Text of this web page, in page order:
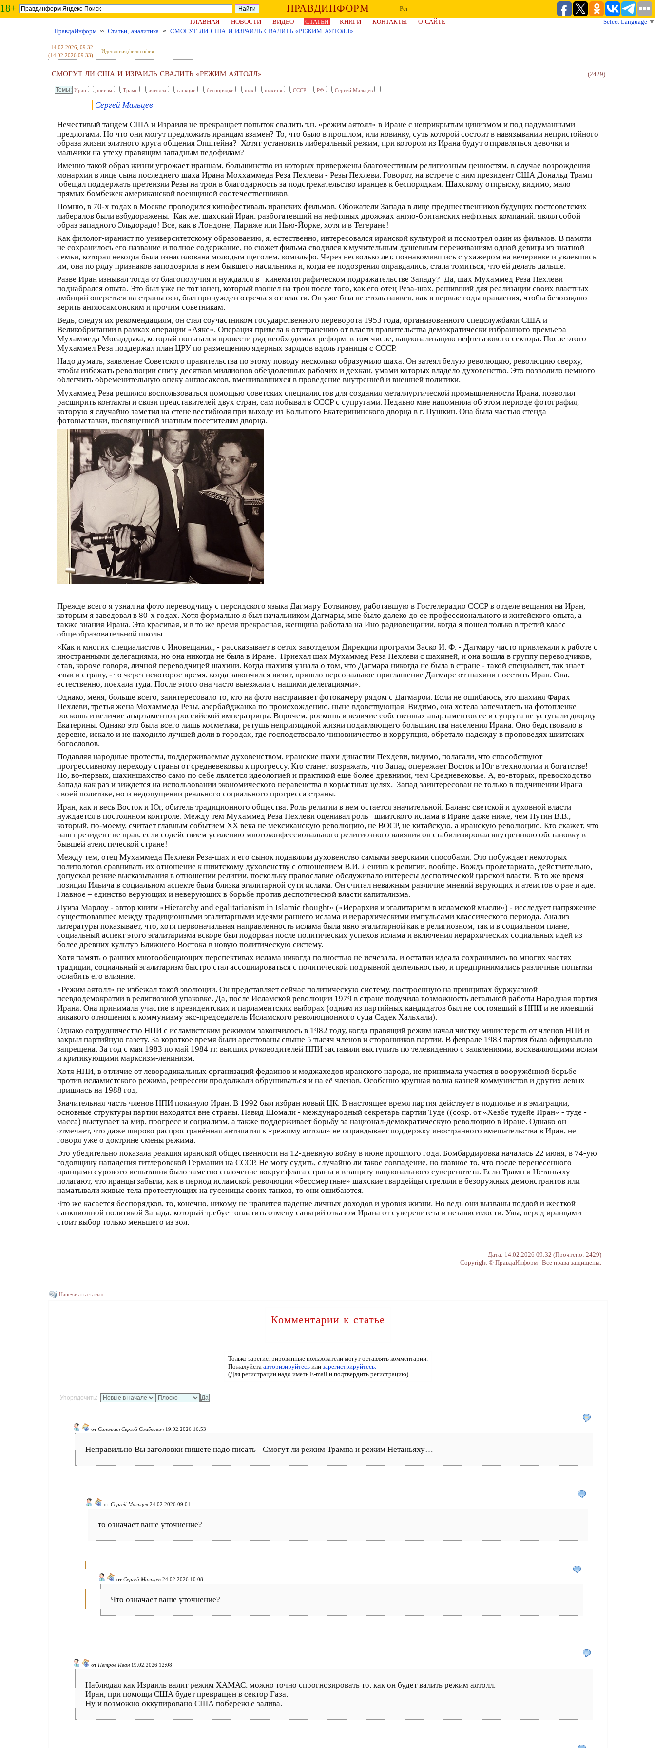
18+ ПРАВДИНФОРМ
Рег
ГЛАВНАЯ
НОВОСТИ ВИДЕО СТАТЬИ КНИГИ КОНТАКТЫ О САЙТЕ Select Language ▼
ПравдаИнформ ≈ Статьи, аналитика ≈ СМОГУТ ЛИ США И ИЗРАИЛЬ СВАЛИТЬ «РЕЖИМ АЯТОЛЛ»
14.02.2026 , 09:32
(14.02.2026 09:33)
Идеология,философия
СМОГУТ ЛИ США И ИЗРАИЛЬ СВАЛИТЬ «РЕЖИМ АЯТОЛЛ» (2429)
Иран , шиизм , Трамп , аятолла , санкции , беспорядки , шах , шахиня , СССР , РФ , Сергей Мальцев
Сергей Мальцев
Нечестивый тандем США и Израиля не прекращает попыток свалить т.н. «режим аятолл» в Иране с неприкрытым цинизмом и под надуманными
предлогами. Но что они могут предложить иранцам взамен? То, что было в прошлом, или новинку, суть которой состоит в навязывании непристойного
образа жизни элитного круга общения Эпштейна? Хотят установить либеральный режим, при котором из Ирана будут отправляться девочки и
мальчики на утеху правящим западным педофилам?
Именно такой образ жизни угрожает иранцам, большинство из которых привержены благочестивым религиозным ценностям, в случае возрождения
монархии в лице сына последнего шаха Ирана Моххаммеда Реза Пехлеви - Резы Пехлеви. Говорят, на встрече с ним президент США Дональд Трамп
обещал поддержать претензии Резы на трон в благодарность за подстрекательство иранцев к беспорядкам. Шахскому отпрыску, видимо, мало
прямых бомбежек американской военщиной соотечественников!
Помню, в 70-х годах в Москве проводился кинофестиваль иранских фильмов. Обожатели Запада в лице предшественников будущих постсоветских
либералов были взбудоражены. Как же, шахский Иран, разбогатевший на нефтяных дрожжах англо-британских нефтяных компаний, являл собой
образ западного Эльдорадо! Все, как в Лондоне, Париже или Нью-Йорке, хотя и в Тегеране!
Как филолог-иранист по университетскому образованию, я, естественно, интересовался иранской культурой и посмотрел один из фильмов. В памяти
не сохранилось его название и полное содержание, но сюжет фильма сводился к мучительным душевным переживаниям одной девицы из знатной
семьи, которая некогда была изнасилована молодым щеголем, комильфо. Через несколько лет, познакомившись с ухажером на вечеринке и увлекшись
им, она по ряду признаков заподозрила в нем бывшего насильника и, когда ее подозрения оправдались, стала томиться, что ей делать дальше.
Разве Иран изнывал тогда от благополучия и нуждался в кинематографическом подражательстве Западу? Да, шах Мухаммед Реза Пехлеви
поднабрался опыта. Это был уже не тот юнец, который взошел на трон после того, как его отец Реза-шах, решивший для реализации своих властных
амбиций опереться на страны оси, был принужден отречься от власти. Он уже был не столь наивен, как в первые годы правления, чтобы безоглядно
верить англосаксонским и прочим советникам.
Ведь, следуя их рекомендациям, он стал соучастником государственного переворота 1953 года, организованного спецслужбами США и
Великобритании в рамках операции «Аякс». Операция привела к отстранению от власти правительства демократически избранного премьера
Мухаммеда Мосаддыка, который попытался провести ряд необходимых реформ, в том числе, национализацию нефтегазового сектора. После этого
Мухаммел Реза поддержал план ЦРУ по размещению ядерных зарядов вдоль границы с СССР.
Надо думать, заявление Советского правительства по этому поводу несколько образумило шаха. Он затеял белую революцию, революцию сверху,
чтобы избежать революции снизу десятков миллионов обездоленных рабочих и дехкан, умами которых владело духовенство. Это позволило немного
облегчить обременительную опеку англосаксов, вмешивавшихся в проведение внутренней и внешней политики.
Мухаммед Реза решился воспользоваться помощью советских специалистов для создания металлургической промышленности Ирана, позволил
расширить контакты и связи представителей двух стран, сам побывал в СССР с супругами. Недавно мне напомнила об этом периоде фотография,
которую я случайно заметил на стене вестибюля при выходе из Большого Екатерининского дворца в г. Пушкин. Она была частью стенда
фотовыставки, посвященной знатным посетителям дворца.
Прежде всего я узнал на фото переводчицу с персидского языка Дагмару Ботвинову, работавшую в Гостелерадио СССР в отделе вещания на Иран,
которым я заведовал в 80-х годах. Хотя формально я был начальником Дагмары, мне было далеко до ее профессионального и житейского опыта, а
также знания Ирана. Эта красивая, и в то же время прекрасная, женщина работала на Ино радиовещании, когда я пошел только в третий класс
общеобразовательной школы.
«Как и многих специалистов с Иновещания, - рассказывает в сетях завотделом Дирекции программ Заско И. Ф. - Дагмару часто привлекали к работе с
иностранными делегациями, но она никогда не была в Иране. Приехал шах Мухаммед Реза Пехлеви с шахиней, и она вошла в группу переводчиков,
став, короче говоря, личной переводчицей шахини. Когда шахиня узнала о том, что Дагмара никогда не была в стране - такой специалист, так знает
язык и страну, - то через некоторое время, когда закончился визит, пришло персональное приглашение Дагмаре от шахини посетить Иран. Она,
естественно, поехала туда. После этого она часто выезжала с нашими делегациями».
Однако, меня, больше всего, заинтересовало то, кто на фото настраивает фотокамеру рядом с Дагмарой. Если не ошибаюсь, это шахиня Фарах
Пехлеви, третья жена Мохаммеда Резы, азербайджанка по происхождению, ныне вдовствующая. Видимо, она хотела запечатлеть на фотопленке
роскошь и величие апартаментов российской императрицы. Впрочем, роскошь и величие собственных апартаментов ее и супруга не уступали дворцу
Екатерины. Однако это была всего лишь косметика, ретушь неприглядной жизни подавляющего большинства населения Ирана. Оно бедствовало в
деревне, искало и не находило лучшей доли в городах, где господствовало чиновничество и коррупция, обретало надежду в проповедях шиитских
богословов.
Подавляя народные протесты, поддерживаемые духовенством, иранские шахи династии Пехдеви, видимо, полагали, что способствуют
прогрессивному переходу страны от средневековья к прогрессу. Кто станет возражать, что Запад опережает Восток и Юг в технологии и богатстве!
Но, во-первых, шахиншахство само по себе является идеологией и практикой еще более древними, чем Средневековье. А, во-вторых, превосходство
Запада как раз и зиждется на использовании экономического неравенства в корыстных целях. Запад заинтересован не только в подчинении Ирана
своей политике, но и недопущении реального социального прогресса страны.
Иран, как и весь Восток и Юг, обитель традиционного общества. Роль религии в нем остается значительной. Баланс светской и духовной власти
нуждается в постоянном контроле. Между тем Мухаммед Реза Пехлеви оценивал роль шиитского ислама в Иране даже ниже, чем Путин В.В.,
который, по-моему, считает главным событием ХХ века не мексиканскую революцию, не ВОСР, не китайскую, а иранскую революцию. Кто скажет, что
наш президент не прав, если содействием усилению многоконфессионального религиозного влияния он стабилизировал внутреннюю обстановку в
бывшей атеистической стране!
Между тем, отец Мухаммеда Пехлеви Реза-шах и его сынок подавляли духовенство самыми зверскими способами. Это побуждает некоторых
политологов сравнивать их отношение к шиитскому духовенству с отношением В.И. Ленина к религии, вообще. Вождь пролетариата, действительно,
допускал резкие высказывания в отношении религии, поскольку православие обслуживало интересы деспотической царской власти. В то же время
позиция Ильича в социальном аспекте была близка эгалитарной сути ислама. Он считал неважным различие мнений верующих и атеистов о рае и аде.
Главное – единство верующих и неверующих в борьбе против деспотической власти капитализма.
Луиза Марлоу - автор книги «Hierarchy and egalitarianism in Islamic thought» («Иерархия и эгалитаризм в исламской мысли») - исследует напряжение,
существовавшее между традиционными эгалитарными идеями раннего ислама и иерархическими импульсами классического периода. Анализ
литературы показывает, что, хотя первоначальная направленность ислама была явно эгалитарной как в религиозном, так и в социальном плане,
социальный аспект этого эгалитаризма вскоре был подорван после политических успехов ислама и включения иерархических социальных идей из
более древних культур Ближнего Востока в новую политическую систему.
Хотя память о ранних многообещающих перспективах ислама никогда полностью не исчезала, и остатки идеала сохранились во многих частях
традиции, социальный эгалитаризм быстро стал ассоциироваться с политической подрывной деятельностью, и предпринимались различные попытки
ослабить его влияние.
«Режим аятолл» не избежал такой эволюции. Он представляет сейчас политическую систему, построенную на принципах буржуазной
псевдодемократии в религиозной упаковке. Да, после Исламской революции 1979 в стране получила возможность легальной работы Народная партия
Ирана. Она принимала участие в президентских и парламентских выборах (одним из партийных кандидатов был не состоявший в НПИ и не имевший
никакого отношения к коммунизму экс-председатель Исламского революционного суда Садек Хальхали).
Однако сотрудничество НПИ с исламистским режимом закончилось в 1982 году, когда правящий режим начал чистку министерств от членов НПИ и
закрыл партийную газету. За короткое время были арестованы свыше 5 тысяч членов и сторонников партии. В феврале 1983 партия была официально
запрещена. За год с мая 1983 по май 1984 гг. высших руководителей НПИ заставили выступить по телевидению с заявлениями, восхваляющими ислам
и критикующими марксизм-ленинизм.
Хотя НПИ, в отличие от леворадикальных организаций федаинов и моджахедов иранского народа, не принимала участия в вооружённой борьбе
против исламистского режима, репрессии продолжали обрушиваться и на её членов. Особенно крупная волна казней коммунистов и других левых
пришлась на 1988 год.
Значительная часть членов НПИ покинуло Иран. В 1992 был избран новый ЦК. В настоящее время партия действует в подполье и в эмиграции,
основные структуры партии находятся вне страны. Навид Шомали - международный секретарь партии Туде ((сокр. от «Хезбе тудейе Иран» - туде -
масса) выступает за мир, прогресс и социализм, а также поддерживает борьбу за национал-демократическую революцию в Иране. Однако он
отмечает, что даже широко распространённая антипатия к «режиму аятолл» не оправдывает поддержку иностранного вмешательства в Иран, не
говоря уже о доктрине смены режима.
Это убедительно показала реакция иранской общественности на 12-дневную войну в июне прошлого года. Бомбардировка началась 22 июня, в 74-ую
годовщину нападения гитлеровской Германии на СССР. Не могу судить, случайно ли такое совпадение, но главное то, что после перенесенного
иранцами сурового испытания было заметно сплочение вокруг флага страны и в защиту национального суверенитета. Если Трамп и Нетаньяху
полагают, что иранцы забыли, как в период исламской революции «бессмертные» шахские гвардейцы стреляли в безоружных демонстрантов или
наматывали живые тела протестующих на гусеницы своих танков, то они ошибаются.
Что же касается беспорядков, то, конечно, никому не нравится падение личных доходов и уровня жизни. Но ведь они вызваны подлой и жесткой
санкционной политикой Запада, который требует оплатить отмену санкций отказом Ирана от суверенитета и независимости. Увы, перед иранцами
стоит выбор только меньшего из зол.
Дата: 14.02.2026 09:32 (Прочтено: 2429)
Copyright © ПравдаИнформ Все права защищены.
Напечатать статью
Комментарии к статье
Только зарегистрированные пользователи могут оставлять комментарии.
Пожалуйста авторизируйтесьили зарегистрируйтесь.
(Для регистрации надо иметь E-mail и подтвердить регистрацию)
Упорядочить:
от Сапелкин Сергей Семёнович 19.02.2026 16:53
Неправильно Вы заголовки пишете надо писать - Смогут ли режим Трампа и режим Нетаньяху…
от Сергей Мальцев 24.02.2026 09:01
то означает ваше уточнение?
от Сергей Мальцев 24.02.2026 10:08
Что означает ваше уточнение?
от Петров Иван 19.02.2026 12:08
Наблюдая как Израиль валит режим ХАМАС, можно точно спрогнозировать то, как он будет валить режим аятолл.
Иран, при помощи США будет превращен в сектор Газа.
Ну и возможно оккупировано США побережье залива.